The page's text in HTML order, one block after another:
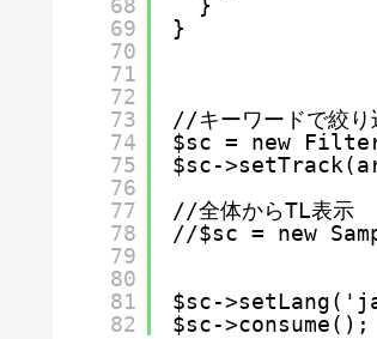
68
69
70
71
72
73
74
75
76
77
78
79
80
81
82
}
}
//キーワードで絞り
$sc = new
$sc-
//全体からTL表示
//$sc = new
$sc-
$sc-